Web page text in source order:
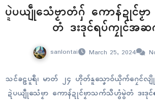
ပ္ဍဲပယျဵုသေံဗၟာတံဂှ် ကောန်ဍု
တံ ဒးဒုၚ်ရပ်ကၠုၚ်အ
sanlontai March 25, 2024
သၚ်ခဠပူရဳ၊ မာတ် ၂၄ ဟိုတ်နူသၞောဝ်ယိုက်ဂၠေၚ်လျို
ဍဲပယျဵုသေံဗၟာ ကောန်ဍုၚ်ဗၟာသက်သဳဟွံမွဲတံ ဒး